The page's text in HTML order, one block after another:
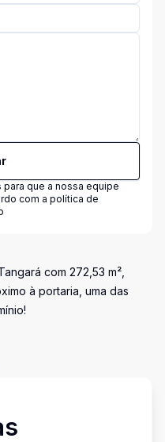
que a nossa equipe
com a política de
com 272,53 m²,
à portaria, uma das